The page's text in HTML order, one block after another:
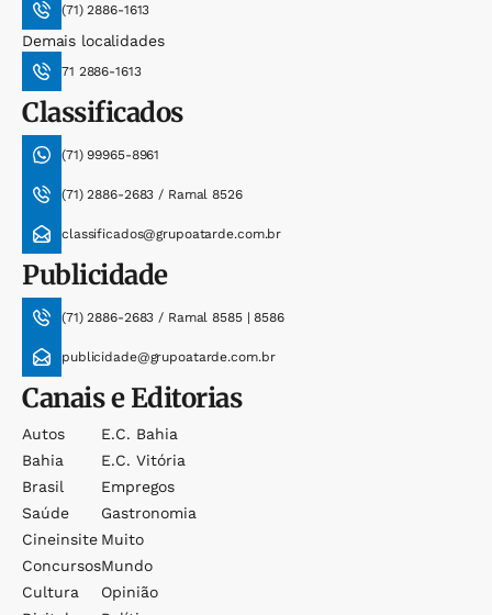
(71) 2886-1613
Demais localidades
71 2886-1613
Classificados
(71) 99965-8961
(71) 2886-2683 / Ramal 8526
classificados@grupoatarde.com.br
Publicidade
(71) 2886-2683 / Ramal 8585 | 8586
publicidade@grupoatarde.com.br
Canais e Editorias
Autos
Bahia
Brasil
Saúde
Cineinsite
Concursos
Cultura
E.c. Bahia
E.c. Vitória
Empregos
Gastronomia
Muito
Mundo
Opinião